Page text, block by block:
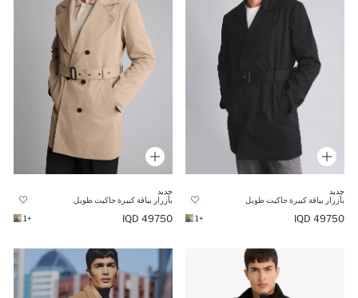
جديد
بأزرار بياقة كبيرة جاكيت طويل
49750 IQD
+1
جديد
بأزرار بياقة كبيرة جاكيت طويل
49750 IQD
+1